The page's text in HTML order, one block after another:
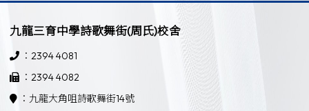
九龍三育中學詩歌舞街(周氏)校舍
：2394 4081
：2394 4082
：九龍大角咀詩歌舞街14號